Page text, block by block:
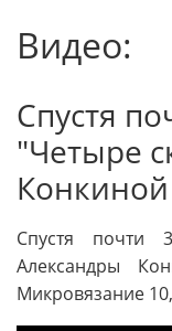
Видео:
Спустя
"Четыре
Конкиной
Спустя
Александры
Микровязание